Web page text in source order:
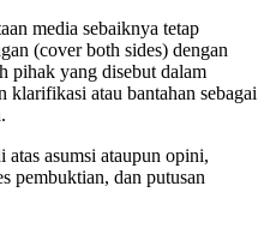
media sebaiknya tetap
(cover both sides) dengan
pihak yang disebut dalam
klarifikasi atau bantahan sebagai
asumsi ataupun opini,
pembuktian, dan putusan